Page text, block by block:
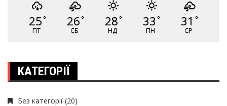
25°
ПТ
26°
СБ
28°
НД
33 °
ПН
31 °
СР
КАТЕГОРІЇ
Без категорії (20)